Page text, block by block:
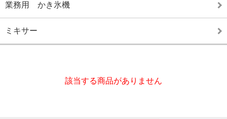
業務用 かき氷機
ミキサー
該当する商品がありません